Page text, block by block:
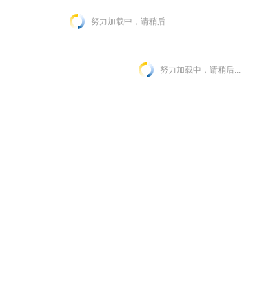
努力加载中，请稍后...
努力加载中，请稍后...